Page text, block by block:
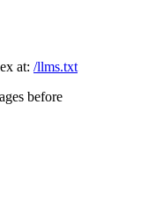
at: /llms.txt
before